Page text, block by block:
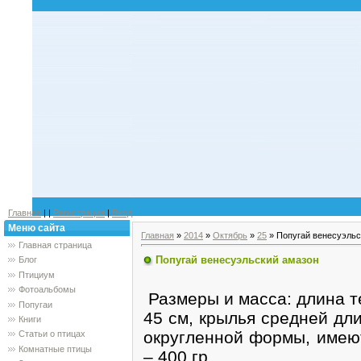
Главная | | Регистрация | Вход
Меню сайта
Главная страница
Блог
Птициум
Фотоальбомы
Попугаи
Книги
Статьи о птицах
Комнатные птицы
Главная » 2014 » Октябрь » 25 » Попугай
Попугай венесуэльский амазон
Размеры и масса: длина
45 см, крылья средней
округленной формы,
– 400 гр.